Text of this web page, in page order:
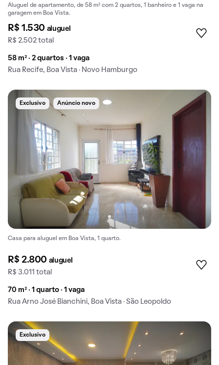
Aluguel de apartamento, de 58 m² com 2 quartos, 1 banheiro e 1 vaga na
garagem em Boa Vista.
R$ 1.530 aluguel
R$ 2.502 total
58 m² · 2 quartos · 1 vaga
Rua Recife, Boa Vista · Novo Hamburgo
Exclusivo Anúncio novo
Casa para aluguel em Boa Vista, 1 quarto.
R$ 2.800 aluguel
R$ 3.011 total
70 m² · 1 quarto · 1 vaga
Rua Arno José Bianchini, Boa Vista · São Leopoldo
Exclusivo